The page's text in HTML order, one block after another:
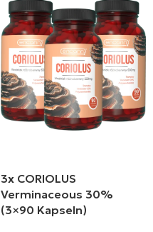
3x CORIOLUS
Verminaceous 30%
(3×90 Kapseln)